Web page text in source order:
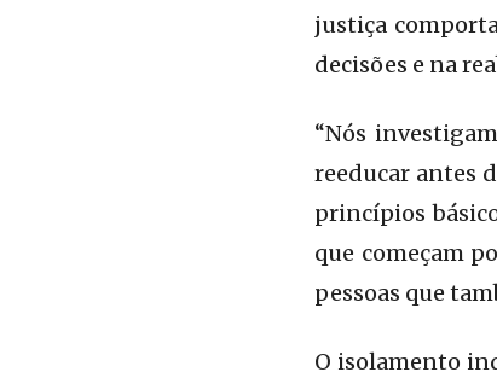
justiça
decisões e na
“Nós
reeducar antes
princípios
que começam
pessoas que
O isolamento